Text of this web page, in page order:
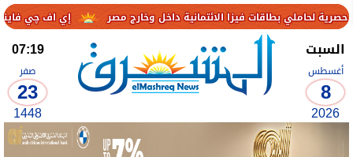
إي اف چي فاينانس تستعرض فيزا الائتمانية داخل وخارج مصر
السبت
أغسطس
8
2026
07:19
صفر
23
1448